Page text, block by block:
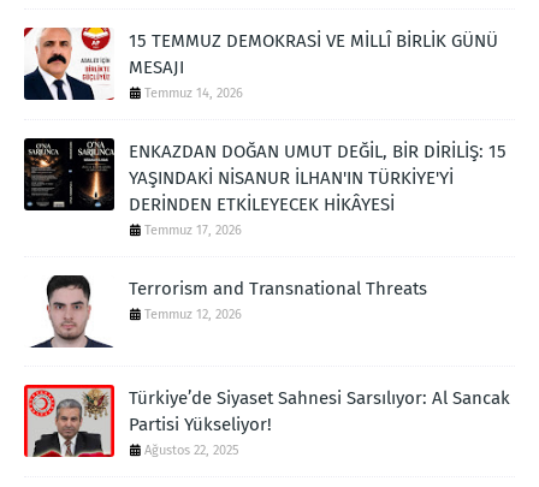
15 TEMMUZ DEMOKRASİ VE MİLLÎ BİRLİK GÜNÜ
MESAJI
Temmuz 14, 2026
ENKAZDAN DOĞAN UMUT DEĞİL, BİR DİRİLİŞ: 15
YAŞINDAKİ NİSANUR İLHAN'IN TÜRKİYE'Yİ
DERİNDEN ETKİLEYECEK HİKÂYESİ
Temmuz 17, 2026
Terrorism and Transnational Threats
Temmuz 12, 2026
Türkiye’de Siyaset Sahnesi Sarsılıyor: Al Sancak
Partisi Yükseliyor!
Ağustos 22, 2025